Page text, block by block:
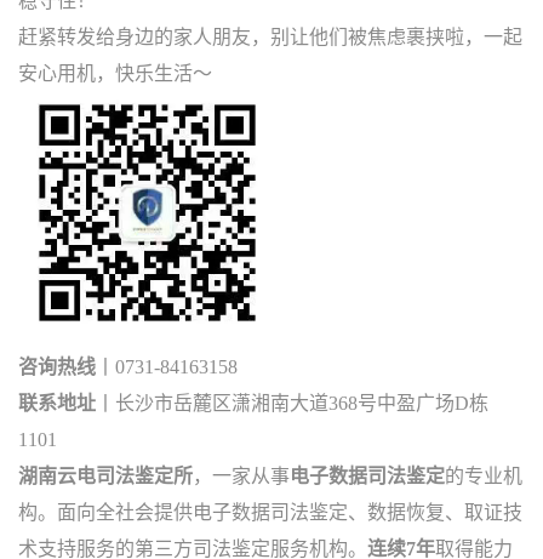
赶紧转发给身边的家人朋友，别让他们被焦虑裹挟啦，一起
安心用机，快乐生活～
咨询热线 丨0731-84163158
联系地址 丨长沙市岳麓区潇湘南大道368号中盈广场D栋
1101
湖南云电司法鉴定所，一家从事电子数据司法鉴定的专业机
构。面向全社会提供电子数据司法鉴定、数据恢复、取证技
术支持服务的第三方司法鉴定服务机构。 连续7年取得能力